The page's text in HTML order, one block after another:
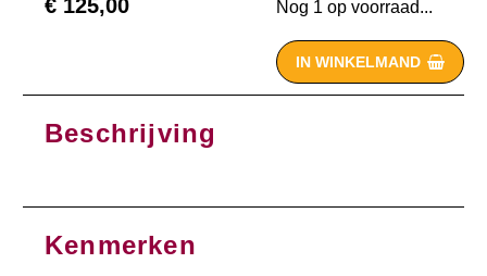
€ 125,00 Nog 1 op voorraad...
IN WINKELMAND 
Beschrijving
Kenmerken